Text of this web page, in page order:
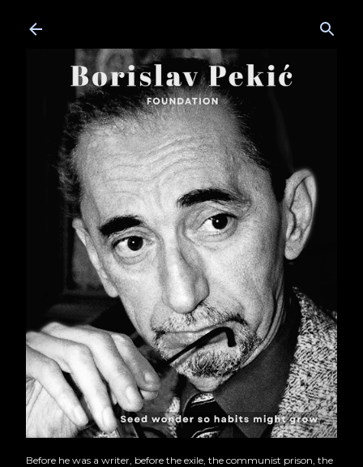
Before he was a writer, before the exile, the communist prison, the